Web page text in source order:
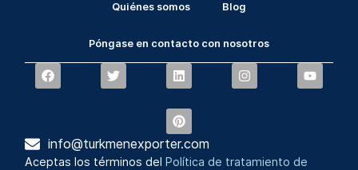
Quiénes somos Blog
Póngase en contacto con nosotros
info@turkmenexporter.com
Aceptas los términos delPolítica de tratamiento de